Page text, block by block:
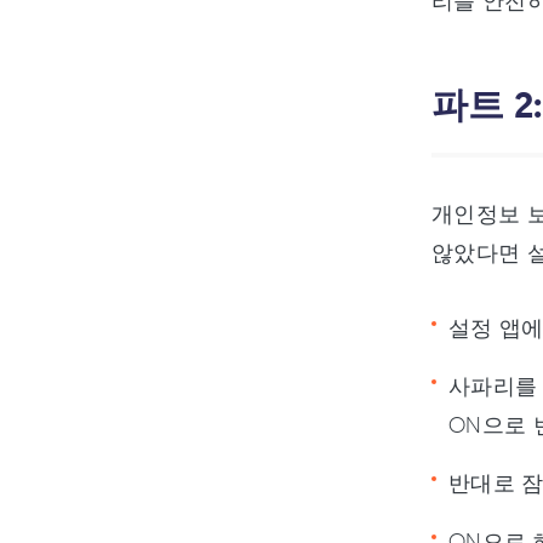
파트
개인정보
않았다면
설정 앱
사파리를
ON으로
반대로